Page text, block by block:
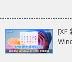
[XF